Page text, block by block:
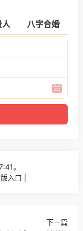
人 八字合婚
。
入口 |
下一篇